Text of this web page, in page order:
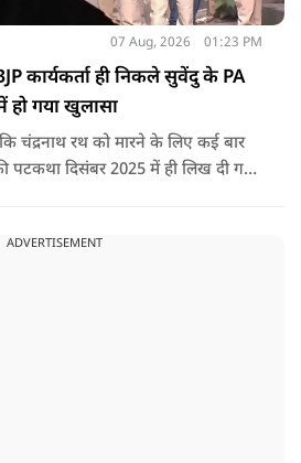
07 Aug, 2026 01:23 PM
कार्यकर्ता ही निकले सुवेंदु के PA
हो गया खुलासा
चंद्रनाथ रथ को मारने के लिए कई बार
पटकथा दिसंबर 2025 में ही लिख दी गई
ADVERTISEMENT